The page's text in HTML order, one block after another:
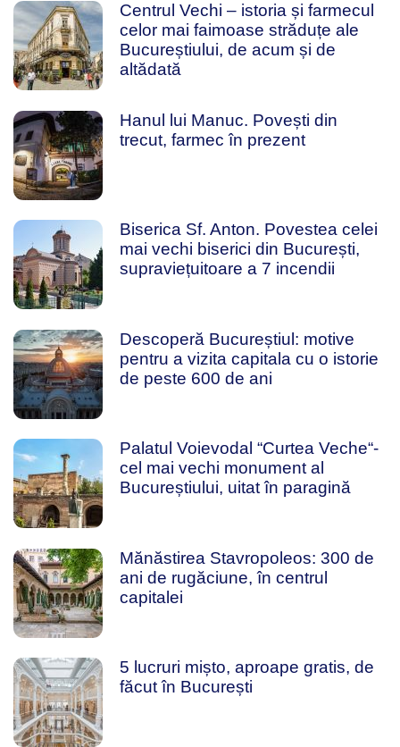
Centrul Vechi – istoria și farmecul
celor mai faimoase străduțe ale
Bucureștiului, de acum și de
altădată
Hanul lui Manuc. Povești din
trecut, farmec în prezent
Biserica Sf. Anton. Povestea celei
mai vechi biserici din București,
supraviețuitoare a 7 incendii
Descoperă Bucureștiul: motive
pentru a vizita capitala cu o istorie
de peste 600 de ani
Palatul Voievodal “Curtea Veche“-
cel mai vechi monument al
Bucureștiului, uitat în paragină
Mănăstirea Stavropoleos: 300 de
ani de rugăciune, în centrul
capitalei
5 lucruri mișto, aproape gratis, de
făcut în București